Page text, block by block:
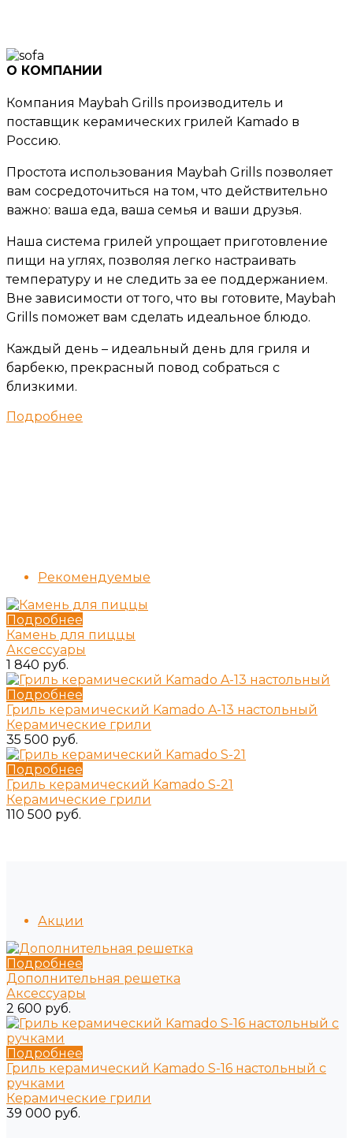
О КОМПАНИИ
Компания Maybah Grills производитель и
поставщик керамических грилей Kamado в
Россию.
Простота использования Maybah Grills позволяет
вам сосредоточиться на том, что действительно
важно: ваша еда, ваша семья и ваши друзья.
Наша система грилей упрощает приготовление
пищи на углях, позволяя легко настраивать
температуру и не следить за ее поддержанием.
Вне зависимости от того, что вы готовите, Maybah
Grills поможет вам сделать идеальное блюдо.
Каждый день – идеальный день для гриля и
барбекю, прекрасный повод собраться с
близкими.
Подробнее
Рекомендуемые
Подробнее
Камень для пиццы
Аксессуары
1 840 руб.
Подробнее
Гриль керамический Kamado A-13 настольный
Керамические грили
35 500 руб.
Подробнее
Гриль керамический Kamado S-21
Керамические грили
110 500 руб.
Акции
Подробнее
Дополнительная решетка
Аксессуары
2 600 руб.
Подробнее
Гриль керамический Kamado S-16 настольный с
ручками
Керамические грили
39 000 руб.